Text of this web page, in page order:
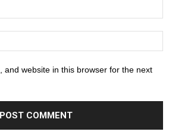
and website in this browser for the next